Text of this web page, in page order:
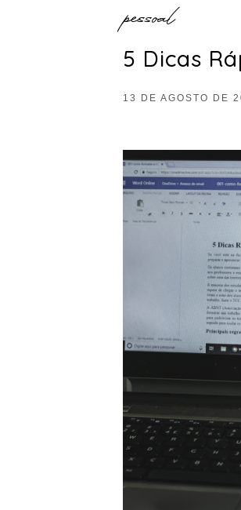
pessoal
5 Dicas
13 DE AGOSTO DE